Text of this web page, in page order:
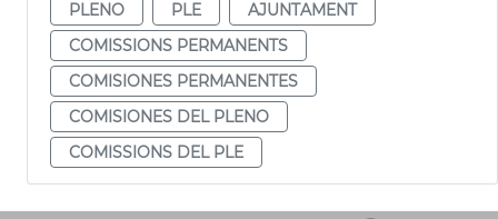
PLENO
PLE
AJUNTAMENT
COMISSIONS PERMANENTS
COMISIONES PERMANENTES
COMISIONES DEL PLENO
COMISSIONS DEL PLE